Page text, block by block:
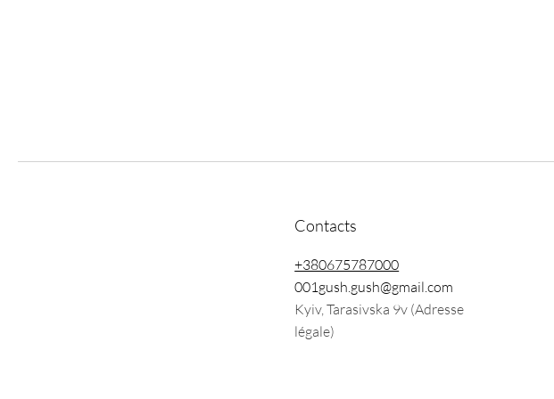
Contacts
+380675787000
001gush.gush@gmail.com
Kyiv, Tarasivska 9v (Adresse
légale)